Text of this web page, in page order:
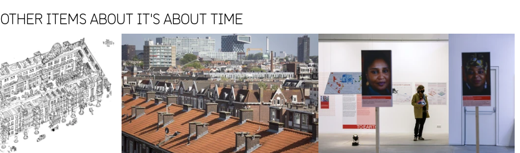
OTHER ITEMS ABOUT IT'S ABOUT TIME